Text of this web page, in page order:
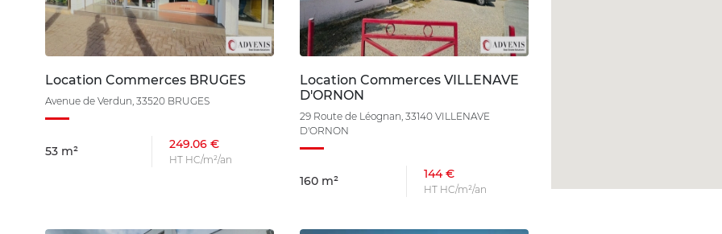
Location Commerces BRUGES
Avenue de Verdun, 33520 BRUGES
53 m² 249.06 €
HT HC/m²/an
Location Commerces VILLENAVE
D'ORNON
29 Route de Léognan, 33140 VILLENAVE
D'ORNON
160 m² 144 €
HT HC/m²/an